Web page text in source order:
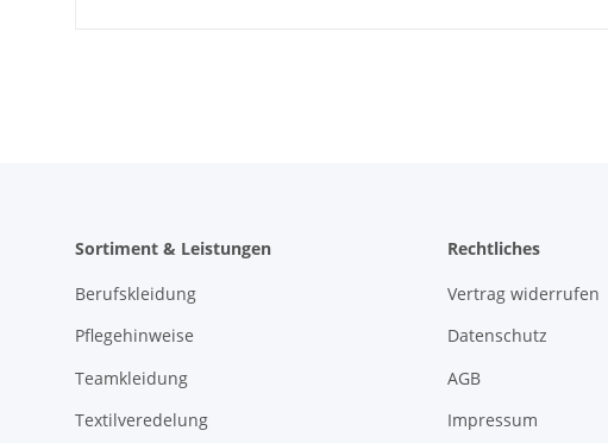
Sortiment & Leistungen
Berufskleidung
Pflegehinweise
Teamkleidung
Textilveredelung
Rechtliches
Vertrag widerrufen
Datenschutz
AGB
Impressum